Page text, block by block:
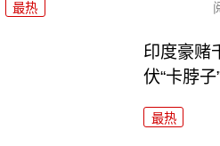
最热
印度豪赌
伏“卡脖子”
最热